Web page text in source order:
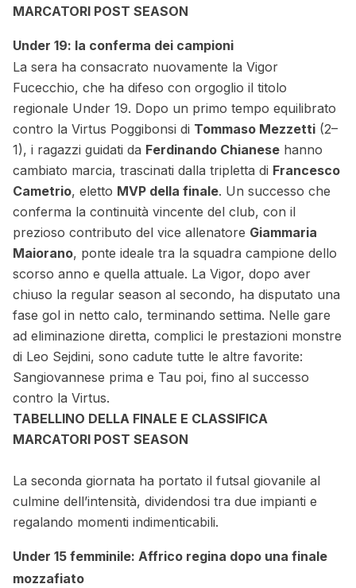
MARCATORI POST SEASON
Under 19: la conferma dei campioni
La sera ha consacrato nuovamente la Vigor
Fucecchio, che ha difeso con orgoglio il titolo
regionale Under 19. Dopo un primo tempo equilibrato
contro la Virtus Poggibonsi di Tommaso Mezzetti (2–
1), i ragazzi guidati da Ferdinando Chianese hanno
cambiato marcia, trascinati dalla tripletta di Francesco
Cametrio, eletto MVP della finale. Un successo che
conferma la continuità vincente del club, con il
prezioso contributo del vice allenatore Giammaria
Maiorano, ponte ideale tra la squadra campione dello
scorso anno e quella attuale. La Vigor, dopo aver
chiuso la regular season al secondo, ha disputato una
fase gol in netto calo, terminando settima. Nelle gare
ad eliminazione diretta, complici le prestazioni monstre
di Leo Sejdini, sono cadute tutte le altre favorite:
Sangiovannese prima e Tau poi, fino al successo
contro la Virtus.
TABELLINO DELLA FINALE E CLASSIFICA
MARCATORI POST SEASON
La seconda giornata ha portato il futsal giovanile al
culmine dell’intensità, dividendosi tra due impianti e
regalando momenti indimenticabili.
Under 15 femminile: Affrico regina dopo una finale
mozzafiato